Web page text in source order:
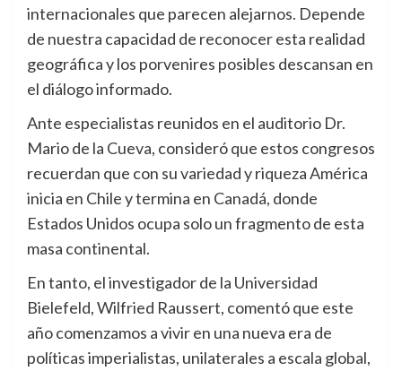
internacionales que parecen alejarnos. Depende
de nuestra capacidad de reconocer esta realidad
geográfica y los porvenires posibles descansan en
el diálogo informado.
Ante especialistas reunidos en el auditorio Dr.
Mario de la Cueva, consideró que estos congresos
recuerdan que con su variedad y riqueza América
inicia en Chile y termina en Canadá, donde
Estados Unidos ocupa solo un fragmento de esta
masa continental.
En tanto, el investigador de la Universidad
Bielefeld, Wilfried Raussert, comentó que este
año comenzamos a vivir en una nueva era de
políticas imperialistas, unilaterales a escala global,